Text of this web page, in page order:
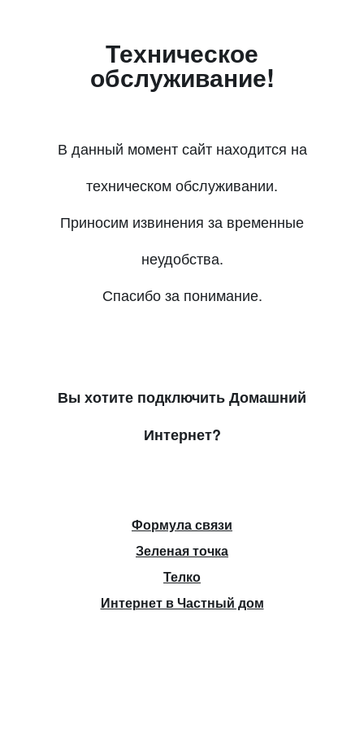
Техническое
обслуживание!
В данный момент сайт находится на
техническом обслуживании.
Приносим извинения за временные
неудобства.
Спасибо за понимание.
Вы хотите подключить Домашний
Интернет?
Формула связи
Зеленая точка
Телко
Интернет в Частный дом